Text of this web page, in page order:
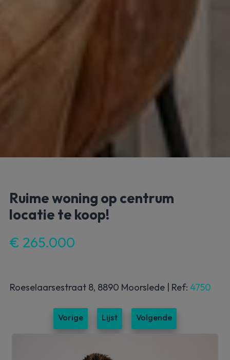
Ruime woning op centrum
locatie te koop!
€ 265.000
Roeselaarsestraat 8, 8890 Moorslede Ref: 4750
Vorige Lijst Volgende